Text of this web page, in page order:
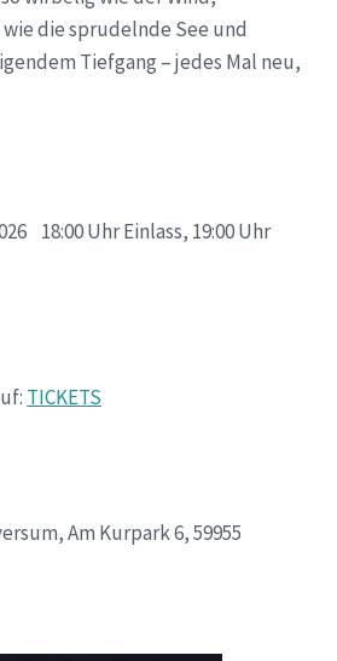
die sprudelnde See und
Tiefgang – jedes Mal neu,
18:00 Uhr Einlass, 19:00 Uhr
TICKETS
Am Kurpark 6, 59955